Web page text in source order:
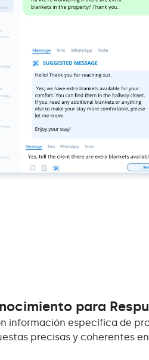
para
información específica de
precisas y coherentes